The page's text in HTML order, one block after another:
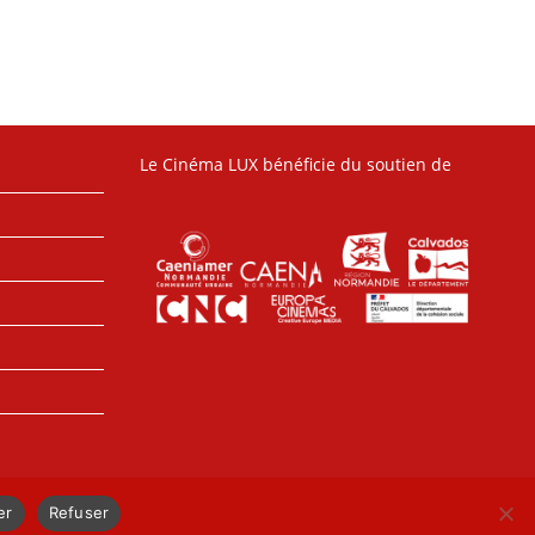
Le Cinéma LUX bénéficie du soutien de
Refuser